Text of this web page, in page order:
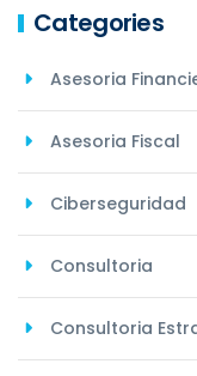
Categories
Asesoria
Asesoria Fiscal
Ciberseguridad
Consultoria
Consultoria